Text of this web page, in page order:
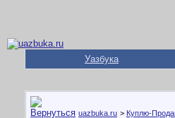
Уазбука
uazbuka.ru > Куплю-